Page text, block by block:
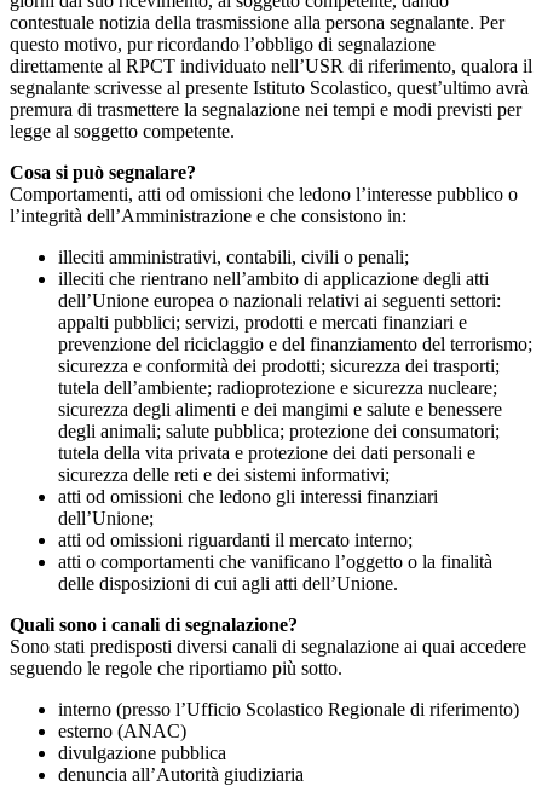
contestuale notizia della trasmissione alla persona segnalante. Per
questo motivo, pur ricordando l’obbligo di segnalazione
direttamente al RPCT individuato nell’USR di riferimento, qualora il
segnalante scrivesse al presente Istituto Scolastico, quest’ultimo avrà
premura di trasmettere la segnalazione nei tempi e modi previsti per
legge al soggetto competente.
Cosa si può segnalare?
Comportamenti, atti od omissioni che ledono l’interesse pubblico o
l’integrità dell’Amministrazione e che consistono in:
illeciti amministrativi, contabili, civili o penali;
illeciti che rientrano nell’ambito di applicazione degli atti
dell’Unione europea o nazionali relativi ai seguenti settori:
appalti pubblici; servizi, prodotti e mercati finanziari e
prevenzione del riciclaggio e del finanziamento del terrorismo;
sicurezza e conformità dei prodotti; sicurezza dei trasporti;
tutela dell’ambiente; radioprotezione e sicurezza nucleare;
sicurezza degli alimenti e dei mangimi e salute e benessere
degli animali; salute pubblica; protezione dei consumatori;
tutela della vita privata e protezione dei dati personali e
sicurezza delle reti e dei sistemi informativi;
atti od omissioni che ledono gli interessi finanziari
dell’Unione;
atti od omissioni riguardanti il mercato interno;
atti o comportamenti che vanificano l’oggetto o la finalità
delle disposizioni di cui agli atti dell’Unione.
Quali sono i canali di segnalazione?
Sono stati predisposti diversi canali di segnalazione ai quai accedere
seguendo le regole che riportiamo più sotto.
interno (presso l’Ufficio Scolastico Regionale di riferimento)
esterno (ANAC)
divulgazione pubblica
denuncia all’Autorità giudiziaria